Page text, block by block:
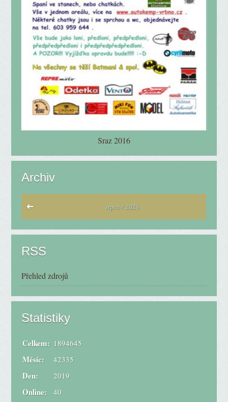
Sraz 2016
Archiv
srpen / 2026
RSS
Přehled zdrojů
Statistiky
Online: 40
Celkem: 1894645
Měsíc: 42335
Den: 2019